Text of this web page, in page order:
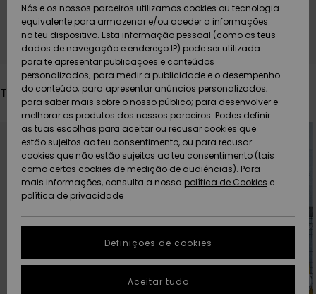
Calçado e
chinelos
Surfe/água
Snow
Artigos
recém-
chegados
Coleções
Calçado e
chinelos
Surfe/água
Neve
Artigos
recém-
chegados
Highlights
Highlights
Snow
SURF
Highlights
Community
SNOW
Criança
Snow Shop
Feminino
Highlights
Community
DUPLA
PROMO
Outlet
Mulher
AJUDA
Pagamento
Cartão
presente
Quiksilver
Freedom
Protecção de
dados
Guia de
tamanhos
conversa para
SUSTAINABILITY
Fica atento/a, os produtos voltam em
breve
Também poderás gostar
Avançar
procurar
critérios
filtragem
Avançar
ordenar
Nós e os nossos parceiros utilizamos cookies ou tecnologia
equivalente para armazenar e/ou aceder a informações
no teu dispositivo. Esta informação pessoal (como os teus
dados de navegação e endereço IP) pode ser utilizada
para te apresentar publicações e conteúdos
personalizados; para medir a publicidade e o desempenho
do conteúdo; para apresentar anúncios personalizados;
para saber mais sobre o nosso público; para desenvolver e
melhorar os produtos dos nossos parceiros. Podes definir
as tuas escolhas para aceitar ou recusar cookies que
estão sujeitos ao teu consentimento, ou para recusar
cookies que não estão sujeitos ao teu consentimento (tais
como certos cookies de medição de audiências). Para
mais informações, consulta a nossa política de Cookies e
política de privacidade
Definições de cookies
Aceitar tudo